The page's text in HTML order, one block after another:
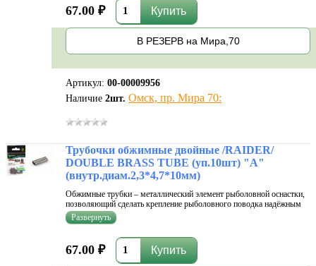
67.00 ₽
В РЕЗЕРВ на Мира,70
Артикул: 00-00009956
Наличие 2шт. Омск, пр. Мира 70:
Трубочки обжимные двойные /RAIDER/
DOUBLE BRASS TUBE (уп.10шт) "A"
(внутр.диам.2,3*4,7*10мм)
Обжимные трубки – металлический элемент рыболовной оснастки,
позволяющий сделать крепление рыболовного поводка надёжным
без использования узлов – как известно, они существенно
уменьшают прочность монофильной лески. Диаметр трубки должен
67.00 ₽